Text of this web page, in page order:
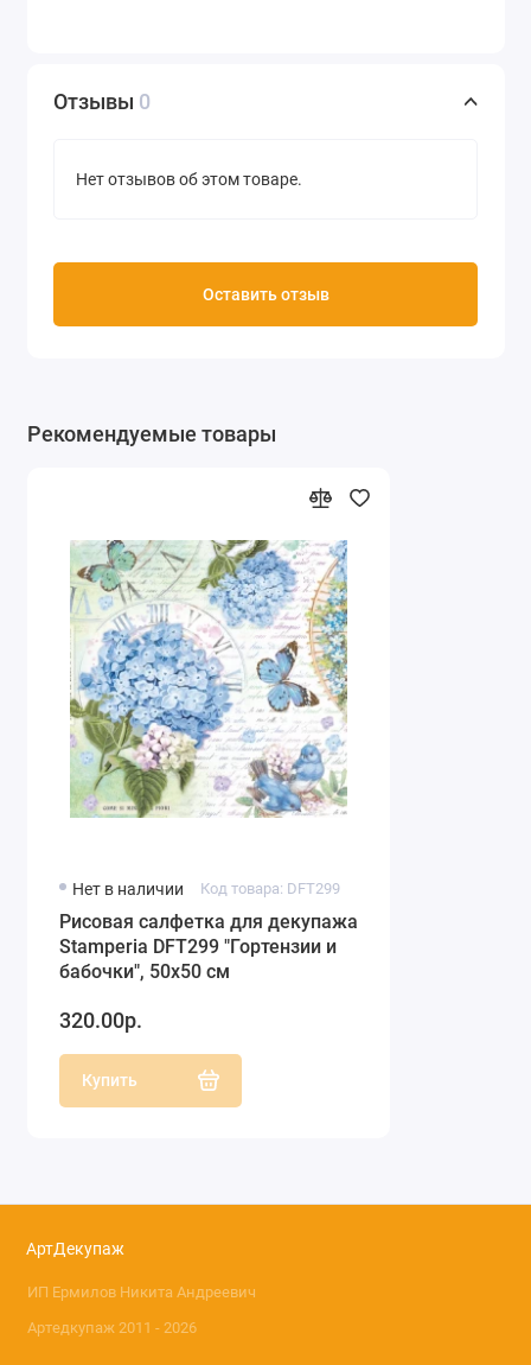
Отзывы 0
Нет отзывов об этом товаре.
Оставить отзыв
Рекомендуемые товары
Нет в наличии Код товара: DFT299
Рисовая салфетка для декупажа
Stamperia DFT299 "Гортензии и
бабочки", 50х50 см
320.00р.
Купить
АртДекупаж
ИП Ермилов Никита Андреевич
Артедкупаж 2011 - 2026